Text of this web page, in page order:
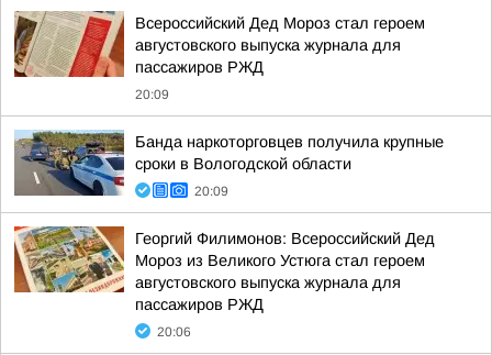
Всероссийский Дед Мороз стал героем
августовского выпуска журнала для
пассажиров РЖД
20:09
Банда наркоторговцев получила крупные
сроки в Вологодской области
20:09
Георгий Филимонов: Всероссийский Дед
Мороз из Великого Устюга стал героем
августовского выпуска журнала для
пассажиров РЖД
20:06